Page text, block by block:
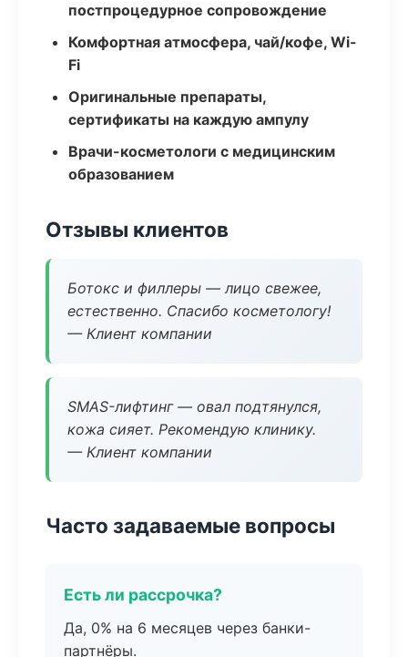
постпроцедурное сопровождение
Комфортная атмосфера, чай/кофе, Wi-
Fi
Оригинальные препараты,
сертификаты на каждую ампулу
Врачи-косметологи с медицинским
образованием
Отзывы клиентов
Ботокс и филлеры — лицо свежее,
естественно. Спасибо косметологу!
— Клиент компании
SMAS-лифтинг — овал подтянулся,
кожа сияет. Рекомендую клинику.
— Клиент компании
Часто задаваемые вопросы
Есть ли рассрочка?
Да, 0% на 6 месяцев через банки-
партнёры.